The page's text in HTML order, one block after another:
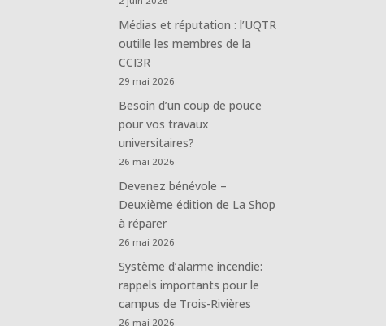
Médias et réputation : l’UQTR
outille les membres de la
CCI3R
29 mai 2026
Besoin d’un coup de pouce
pour vos travaux
universitaires?
26 mai 2026
Devenez bénévole –
Deuxième édition de La Shop
à réparer
26 mai 2026
Système d’alarme incendie:
rappels importants pour le
campus de Trois-Rivières
26 mai 2026